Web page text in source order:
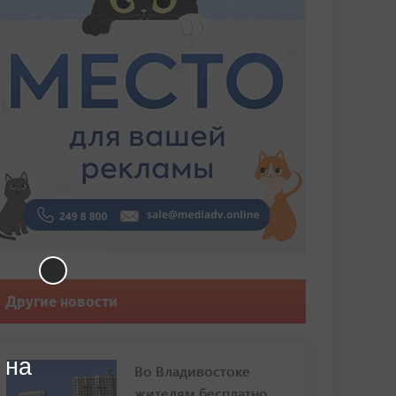
Другие новости
Во Владивостоке